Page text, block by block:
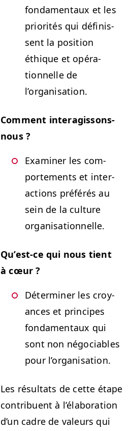
fon­da­men­taux et les
pri­or­ités qui définis­
sent la posi­tion
éthique et opéra­
tionnelle de
l’organisation.
Com­ment interagissons-
nous ?
Exam­in­er les com­
porte­ments et inter­
ac­tions préférés au
sein de la cul­ture
organisationnelle.
Qu’est-ce qui nous tient
à cœur ?
Déter­min­er les croy­
ances et principes
fon­da­men­taux qui
sont non négo­cia­bles
pour l’organisation.
Les résul­tats de cette étape
con­tribuent à l’élab­o­ra­tion
d’un cadre de valeurs qui